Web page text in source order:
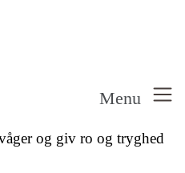
Menu
og giv ro og tryghed